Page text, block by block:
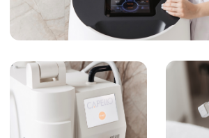
Чтобы записаться на приём или
получить подробную консультацию